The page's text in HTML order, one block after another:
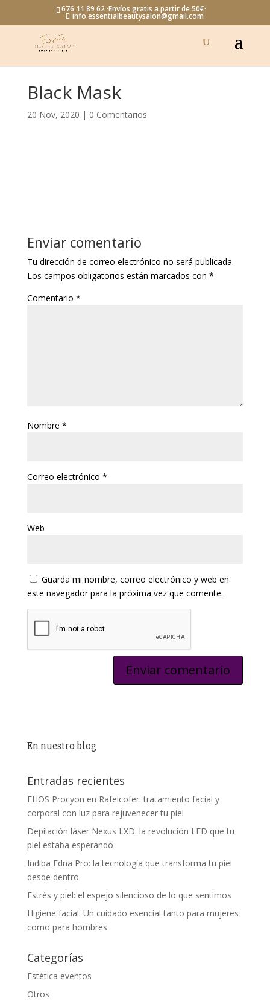
676 11 89 62 ·Envíos gratis a partir de 50€·
info.essentialbeautysalon@gmail.com
Black Mask
20 Nov, 2020 | 0 Comentarios
Enviar comentario
Tu dirección de correo electrónico no será publicada.
Los campos obligatorios están marcados con *
Comentario *
Nombre *
Correo electrónico *
Web
Guarda mi nombre, correo electrónico y web en
este navegador para la próxima vez que comente.
En nuestro blog
Entradas recientes
FHOS Procyon en Rafelcofer: tratamiento facial y
corporal con luz para rejuvenecer tu piel
Depilación láser Nexus LXD: la revolución LED que tu
piel estaba esperando
Indiba Edna Pro: la tecnología que transforma tu piel
desde dentro
Estrés y piel: el espejo silencioso de lo que sentimos
Higiene facial: Un cuidado esencial tanto para mujeres
como para hombres
Categorías
Estética eventos
Otros